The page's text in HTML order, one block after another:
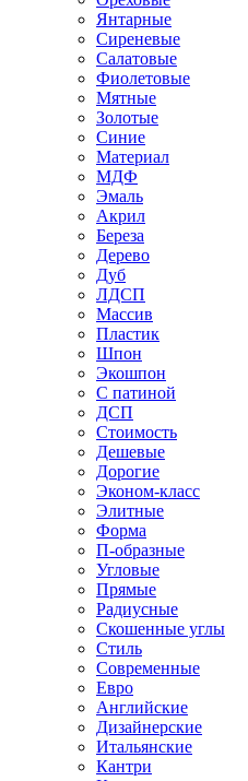
Янтарные
Сиреневые
Салатовые
Фиолетовые
Мятные
Золотые
Синие
Материал
МДФ
Эмаль
Акрил
Береза
Дерево
Дуб
ЛДСП
Массив
Пластик
Шпон
Экошпон
С патиной
ДСП
Стоимость
Дешевые
Дорогие
Эконом-класс
Элитные
Форма
П-образные
Угловые
Прямые
Радиусные
Скошенные углы
Стиль
Современные
Евро
Английские
Дизайнерские
Итальянские
Кантри